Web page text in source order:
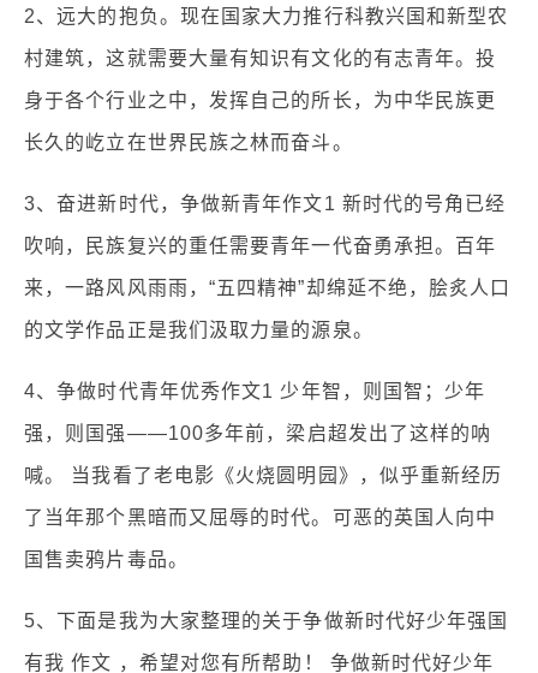
2、远大的抱负。现在国家大力推行科教兴国和新型农
村建筑，这就需要大量有知识有文化的有志青年。投
身于各个行业之中，发挥自己的所长，为中华民族更
长久的屹立在世界民族之林而奋斗。
3、奋进新时代，争做新青年作文1 新时代的号角已经
吹响，民族复兴的重任需要青年一代奋勇承担。百年
来，一路风风雨雨，“五四精神”却绵延不绝，脍炙人口
的文学作品正是我们汲取力量的源泉。
4、争做时代青年优秀作文1 少年智，则国智；少年
强，则国强——100多年前，梁启超发出了这样的呐
喊。 当我看了老电影《火烧圆明园》，似乎重新经历
了当年那个黑暗而又屈辱的时代。可恶的英国人向中
国售卖鸦片毒品。
5、下面是我为大家整理的关于争做新时代好少年强国
有我 作文 ，希望对您有所帮助！ 争做新时代好少年